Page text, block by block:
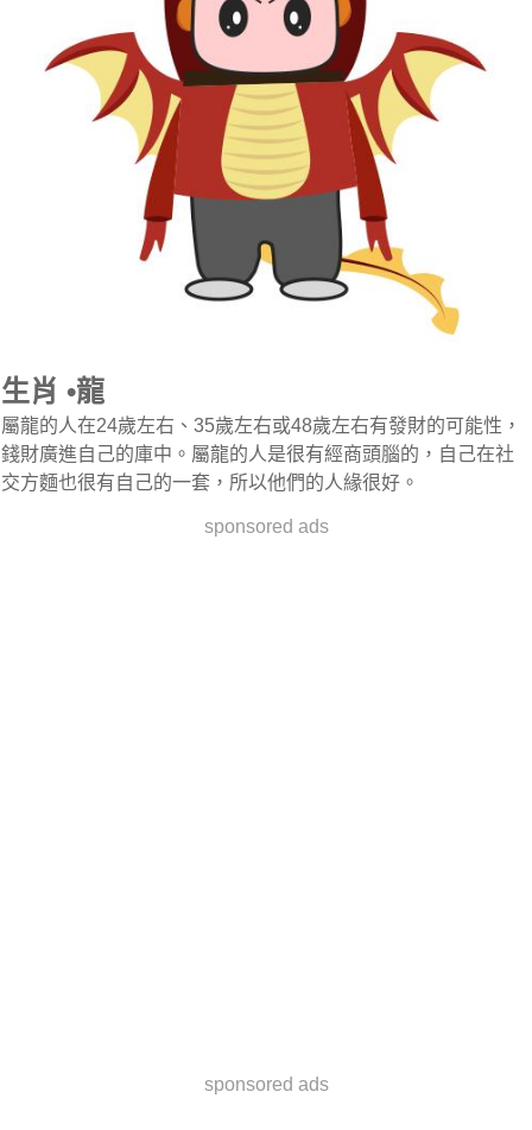
生肖 •龍
屬龍的人在24歲左右、35歲左右或48歲左右有發財的可能性，
錢財廣進自己的庫中。屬龍的人是很有經商頭腦的，自己在社
交方麵也很有自己的一套，所以他們的人緣很好。
sponsored ads
sponsored ads